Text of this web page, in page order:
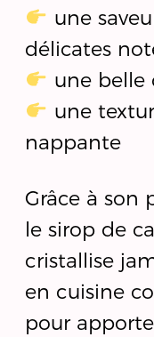
une
délicates
une belle
une
nappante
Grâce à son
le sirop de
cristallise
en cuisine
pour